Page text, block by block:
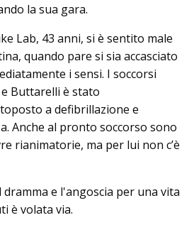
la sua gara.
Lab, 43 anni, si è sentito male
quando pare si sia accasciato
i sensi. I soccorsi
Buttarelli è stato
a defibrillazione e
Anche al pronto soccorso sono
rianimatorie, ma per lui non c’è
e l'angoscia per una vita
è volata via.